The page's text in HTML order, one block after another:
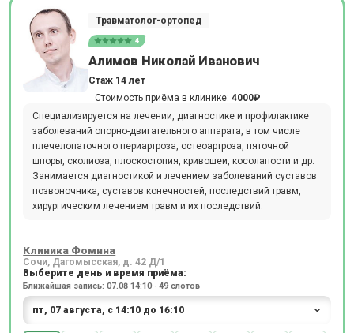
Травматолог-ортопед
4
Алимов Николай Иванович
Стаж 14 лет
Стоимость приёма в клинике: 4000₽
Специализируется на лечении, диагностике и профилактике
заболеваний опорно-двигательного аппарата, в том числе
плечелопаточного периартроза, остеоартроза, пяточной
шпоры, сколиоза, плоскостопия, кривошеи, косолапости и др.
Занимается диагностикой и лечением заболеваний суставов
позвоночника, суставов конечностей, последствий травм,
хирургическим лечением травм и их последствий.
Клиника Фомина
Сочи, Дагомысская, д. 42 Д/1
Выберите день и время приёма:
Ближайшая запись: 07.08 14:10 · 49 слотов